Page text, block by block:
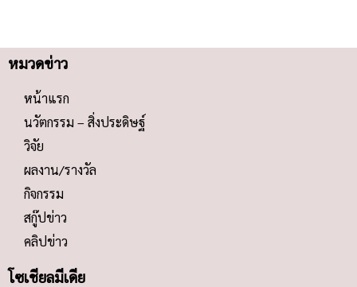
หมวดข่าว
หน้าแรก
นวัตกรรม – สิ่งประดิษฐ์
วิจัย
ผลงาน/รางวัล
กิจกรรม
สกู๊ปข่าว
คลิปข่าว
โซเชียลมีเดีย